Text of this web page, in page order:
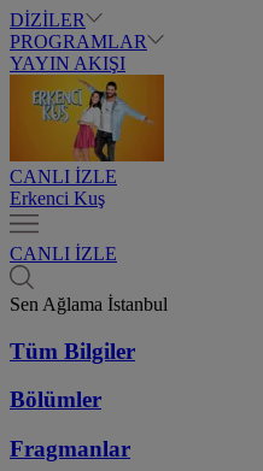
DİZİLER
PROGRAMLAR
YAYIN AKIŞI
CANLI İZLE
Erkenci Kuş
CANLI İZLE
Sen Ağlama İstanbul
Tüm Bilgiler
Bölümler
Fragmanlar